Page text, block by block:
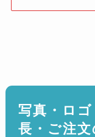
写真・ロ
長・ご注